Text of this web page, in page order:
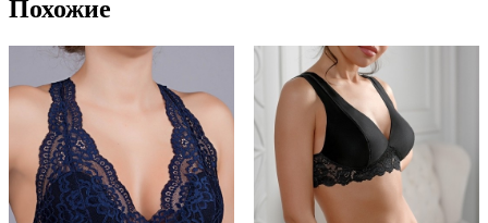
Похожие